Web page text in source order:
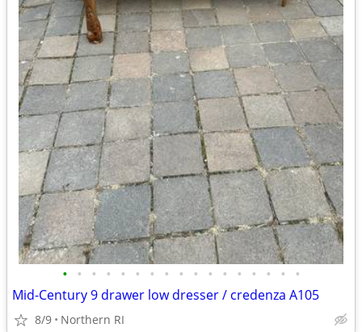
• • • • • • • • • • • • • • • • •
Mid-Century 9 drawer low dresser / credenza A105
8/9 Northern RI